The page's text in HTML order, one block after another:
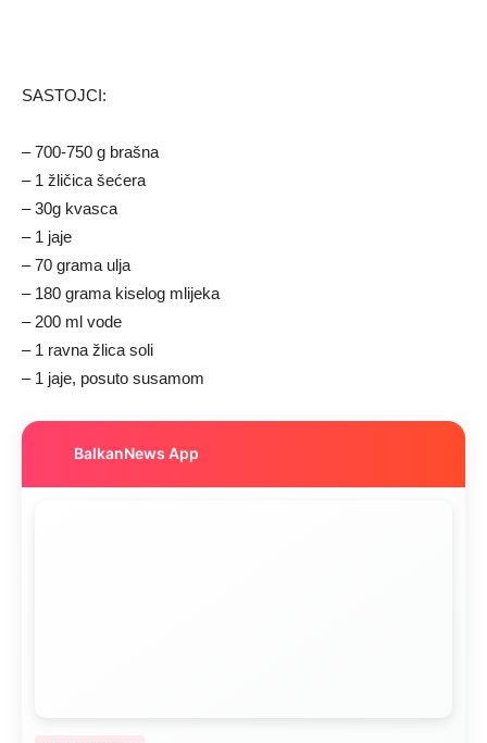
SASTOJCI:
– 700-750 g brašna
– 1 žličica šećera
– 30g kvasca
– 1 jaje
– 70 grama ulja
– 180 grama kiselog mlijeka
– 200 ml vode
– 1 ravna žlica soli
– 1 jaje, posuto susamom
BalkanNews App